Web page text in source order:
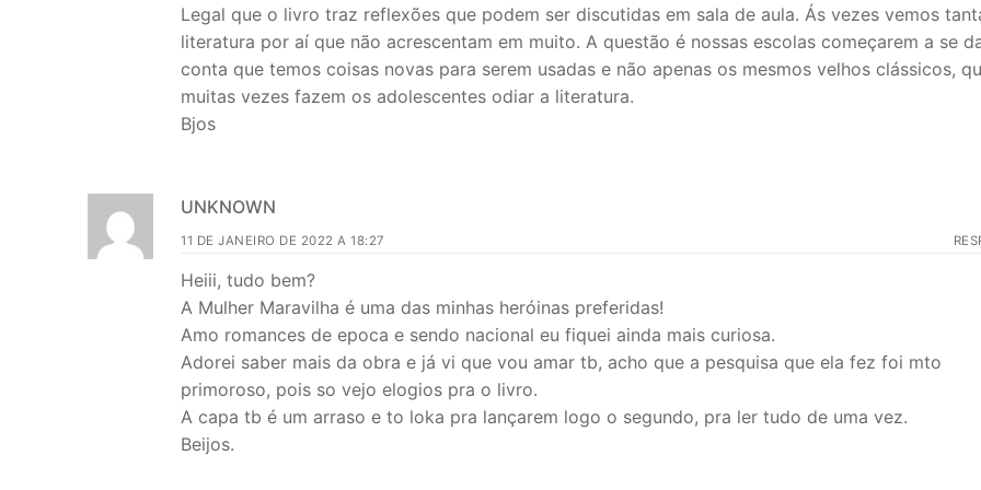
Legal que o livro traz reflexões que podem ser discutidas em sala de aula. Ás vezes vemos
literatura por aí que não acrescentam em muito. A questão é nossas escolas começarem a se
conta que temos coisas novas para serem usadas e não apenas os mesmos velhos clássicos,
muitas vezes fazem os adolescentes odiar a literatura.
Bjos
UNKNOWN
11 DE JANEIRO DE 2022 A 18:27
Heiii, tudo bem?
A Mulher Maravilha é uma das minhas heróinas preferidas!
Amo romances de epoca e sendo nacional eu fiquei ainda mais curiosa.
Adorei saber mais da obra e já vi que vou amar tb, acho que a pesquisa que ela fez foi mto
primoroso, pois so vejo elogios pra o livro.
A capa tb é um arraso e to loka pra lançarem logo o segundo, pra ler tudo de uma vez.
Beijos.